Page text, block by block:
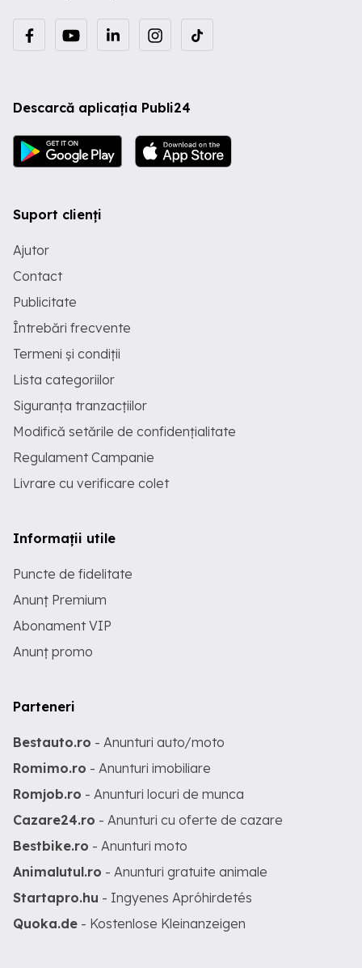
Descarcă aplicația Publi24
Suport clienți
Ajutor
Contact
Publicitate
Întrebări frecvente
Termeni și condiții
Lista categoriilor
Siguranța tranzacțiilor
Modifică setările de confidențialitate
Regulament Campanie
Livrare cu verificare colet
Informații utile
Puncte de fidelitate
Anunț Premium
Abonament VIP
Anunț promo
Parteneri
Bestauto.ro - Anunturi auto/moto
Romimo.ro - Anunturi imobiliare
Romjob.ro - Anunturi locuri de munca
Cazare24.ro - Anunturi cu oferte de cazare
Bestbike.ro - Anunturi moto
Animalutul.ro - Anunturi gratuite animale
Startapro.hu - Ingyenes Apróhirdetés
Quoka.de - Kostenlose Kleinanzeigen